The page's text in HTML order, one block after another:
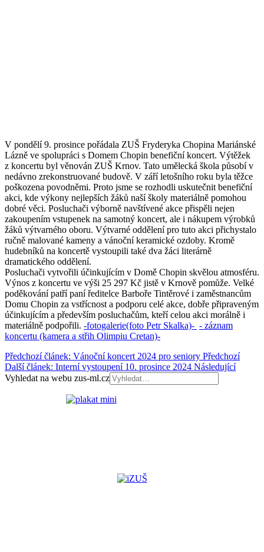
V pondělí 9. prosince pořádala ZUŠ Fryderyka Chopina Mariánské
Lázně ve spolupráci s Domem Chopin benefiční koncert. Výtěžek
z koncertu byl věnován ZUŠ Krnov. Tato umělecká škola působí v
nedávno zrekonstruované budově. V září letošního roku byla těžce
poškozena povodněmi. Proto jsme se rozhodli uskutečnit benefiční
akci, kde výkony nejlepších žáků naší školy materiálně pomohou
dobré věci. Posluchači výborně navštívené akce přispěli nejen
zakoupením vstupenek na samotný koncert, ale i nákupem výrobků
žáků výtvarného oboru. Výtvarné oddělení pro tuto akci přichystalo
ručně malované kameny a vánoční keramické ozdoby. Kromě
hudebníků na koncertě vystoupili také dva žáci literárně
dramatického oddělení.
Posluchači vytvořili účinkujícím v Domě Chopin skvělou atmosféru.
Výnos z koncertu ve výši 25 297 Kč jistě v Krnově pomůže. Velké
poděkování patří paní ředitelce Barboře Tintěrové i zaměstnancům
Domu Chopin za vstřícnost a podporu celé akce, dobře připraveným
účinkujícím a především posluchačům, kteří celou akci morálně i
materiálně podpořili. -fotogalerie(foto Petr Skalka)- - záznam
koncertu (kamera a střih Olimpiu Cretan)-
Předchozí článek: Vánoční koncert 2024 pro seniory Předchozí
Další článek: Interní vystoupení 10. prosince 2024 Následující
Vyhledat na webu zus-ml.cz